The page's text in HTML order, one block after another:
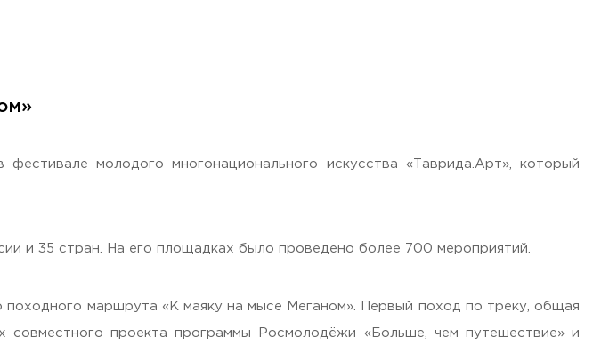
молодого многонационального искусства «Таврида.Арт», который
и 35 стран. На его площадках было проведено более 700 мероприятий.
походного маршрута «К маяку на мысе Меганом». Первый поход по треку, общая
проекта программы Росмолодёжи «Больше, чем путешествие» и